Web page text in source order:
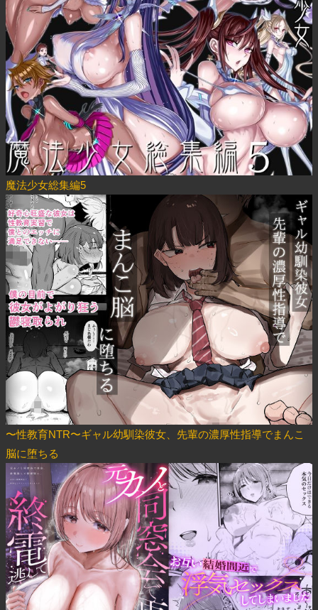
魔法少女総集編5
〜性教育NTR〜ギャル幼馴染彼女、先輩の濃厚性指導でまんこ
脳に堕ちる